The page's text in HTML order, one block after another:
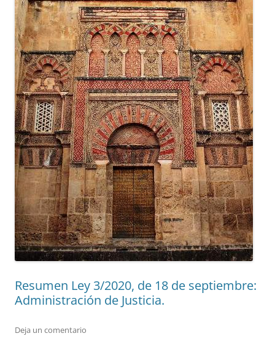
Resumen Ley 3/2020, de 18 de septiembre:
Administración de Justicia.
Deja un comentario